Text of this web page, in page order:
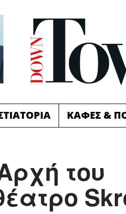
ΚΑΦΕΣ &
του